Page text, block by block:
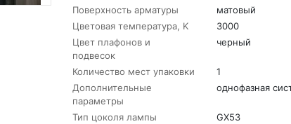
Поверхность арматуры
матовый
Цветовая температура, K
3000
Цвет плафонов и
подвесок
черный
Количество мест упаковки
1
Дополнительные
параметры
однофазная
Тип цоколя лампы
GX53